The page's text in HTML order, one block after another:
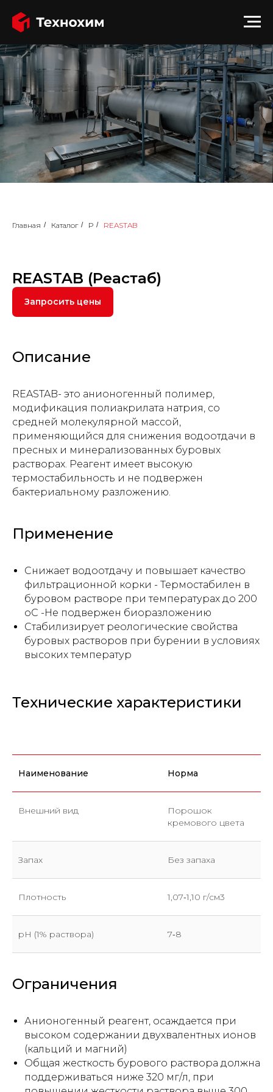
Главная / Каталог / Р / REASTAB
REASTAB (Реастаб)
Запросить цены
Описание
REASTAB- это анионогенный полимер,
модификация полиакрилата натрия, со
средней молекулярной массой,
применяющийся для снижения водоотдачи в
пресных и минерализованных буровых
растворах. Реагент имеет высокую
термостабильность и не подвержен
бактериальному разложению.
Применение
Снижает водоотдачу и повышает качество
фильтрационной корки - Термостабилен в
буровом растворе при температурах до 200
оС -Не подвержен биоразложению
Стабилизирует реологические свойства
буровых растворов при бурении в условиях
высоких температур
Технические характеристики
Наименование Норма
Внешний вид
Порошок
кремового цвета
Запах Без запаха
Плотность 1,07‐1,10 г/см3
pH (1% раствора) 7‐8
Ограничения
Анионогенный реагент, осаждается при
высоком содержании двухвалентных ионов
(кальций и магний)
Общая жесткость бурового раствора должна
поддерживаться ниже 320 мг/л, при
Отправить заявку